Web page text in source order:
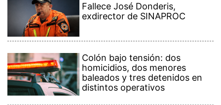
Fallece José Donderis,
exdirector de SINAPROC
Colón bajo tensión: dos
homicidios, dos menores
baleados y tres detenidos en
distintos operativos